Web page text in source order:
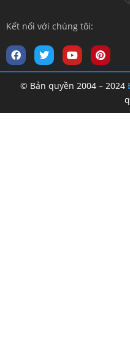
Kết nối với chúng tôi:
© Bản quyền 2004 – 2024